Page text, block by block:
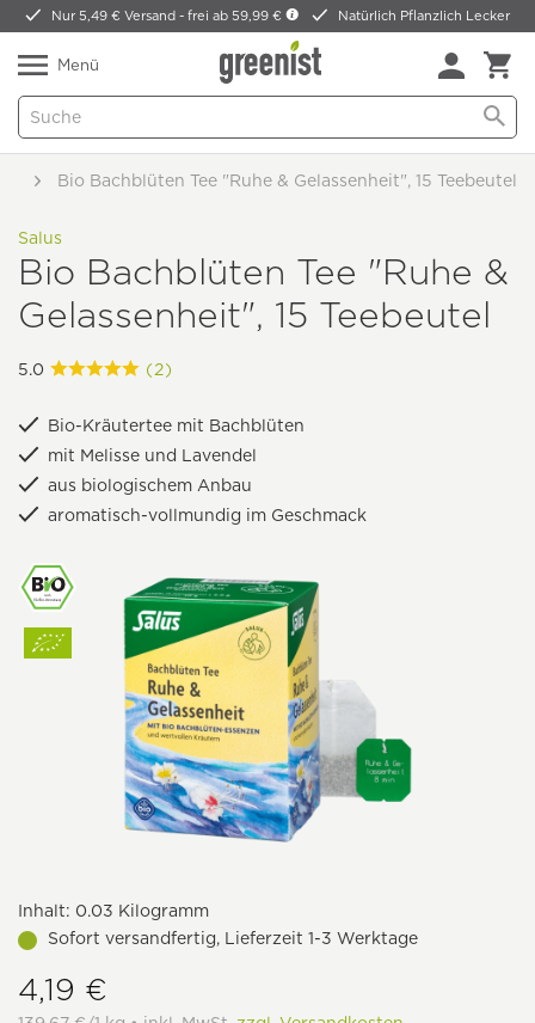
Nur 5,49 € Versand -frei ab 59,99 € Natürlich Pflanzlich Lecker
Menü
Bio Bachblüten Tee "Ruhe & Gelassenheit", 15 Teebeutel
Salus
Bio Bachblüten Tee "Ruhe &
Gelassenheit", 15 Teebeutel
5.0 (2)
Bio-Kräutertee mit Bachblüten
mit Melisse und Lavendel
aus biologischem Anbau
aromatisch-vollmundig im Geschmack
Inhalt: 0.03 Kilogramm
Sofort versandfertig, Lieferzeit 1-3 Werktage
4,19 €